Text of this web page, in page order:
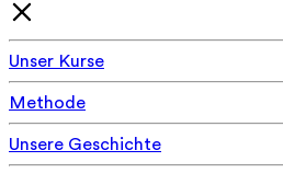
Unser Kurse
Methode
Unsere Geschichte